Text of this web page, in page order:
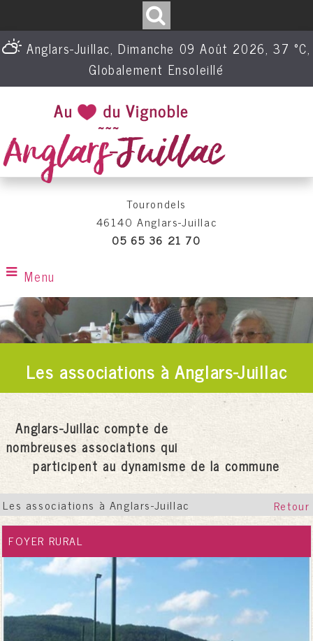
Anglars-Juillac, Dimanche 09 Août 2026, 37 °C,
Globalement Ensoleillé
Tourondels
46140 Anglars-Juillac
05 65 36 21 70
Menu
Les associations à Anglars-Juillac
Anglars-Juillac compte de
nombreuses associations qui
participent au dynamisme de la commune
Les associations à Anglars-Juillac
Retour
FOYER RURAL